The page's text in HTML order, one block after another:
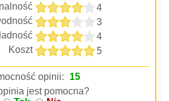
4
3
4
Koszt
5
opinii:
15
jest pomocna?